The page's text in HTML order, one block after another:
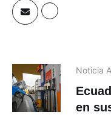
Noticia
en